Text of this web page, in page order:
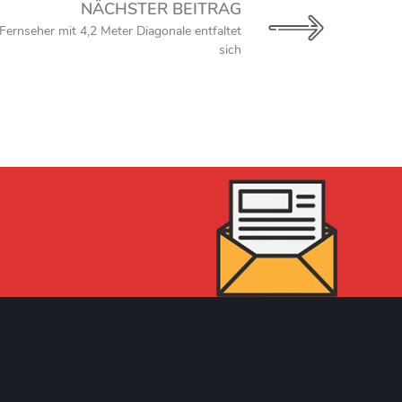
NÄCHSTER BEITRAG
mit 4,2 Meter Diagonale entfaltet
sich